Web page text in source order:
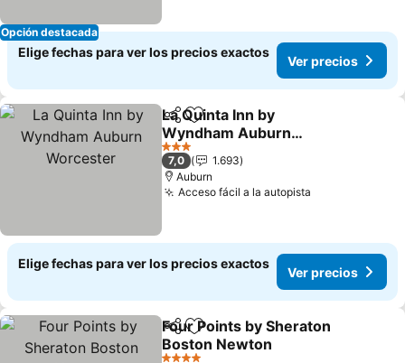
Opción destacada
Elige fechas para ver los precios exactos
Ver precios
CompartirAgregar a favoritos
La Quinta Inn by
Wyndham Auburn
Worcester
3 Estrellas
7,0
1.693
Auburn
Acceso fácil a la autopista
Elige fechas para ver los precios exactos
Ver precios
CompartirAgregar a favoritos
Four Points by Sheraton
Boston Newton